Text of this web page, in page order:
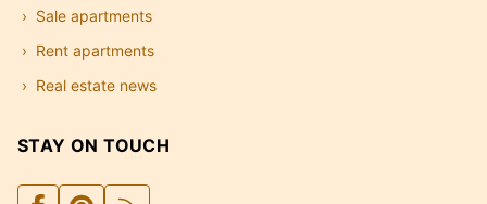
Sale apartments
Rent apartments
Real estate news
STAY ON TOUCH